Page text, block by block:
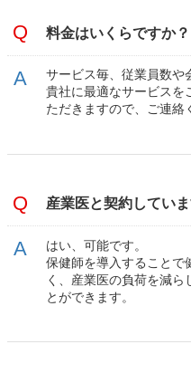
料金はいくらですか？
サービス毎、従業員数や
貴社に最適なサービスを
ただきますので、ご連絡
産業医と契約してい
はい、可能です。
保健師を導入することで
く、産業医の負荷を減ら
とができます。